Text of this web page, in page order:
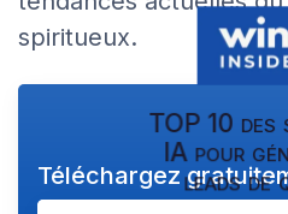
spiritueux.
TOP 10
IA pour
leads de
Téléchargez